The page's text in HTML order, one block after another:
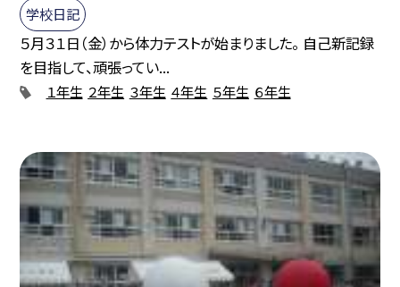
学校日記
５月３１日（金）から体力テストが始まりました。 自己新記録
を目指して、頑張ってい...
１年生 ２年生 ３年生 ４年生 ５年生 ６年生